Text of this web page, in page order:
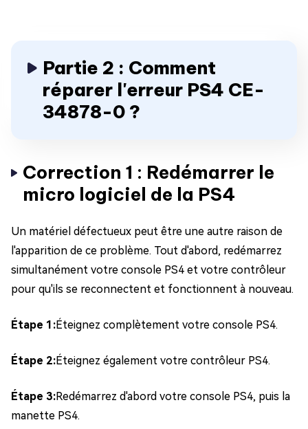
Partie 2 : Comment
réparer l'erreur PS4 CE-
34878-0 ?
Correction 1 : Redémarrer le
micro logiciel de la PS4
Un matériel défectueux peut être une autre raison de
l'apparition de ce problème. Tout d'abord, redémarrez
simultanément votre console PS4 et votre contrôleur
pour qu'ils se reconnectent et fonctionnent à nouveau.
Étape 1:Éteignez complètement votre console PS4.
Étape 2:Éteignez également votre contrôleur PS4.
Étape 3:Redémarrez d'abord votre console PS4, puis la
manette PS4.